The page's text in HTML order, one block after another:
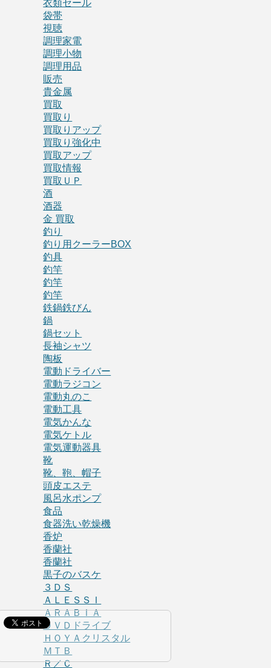
衣類セール
袋帯
視聴
調理家電
調理小物
調理用品
販売
貴金属
買取
買取り
買取りアップ
買取り強化中
買取アップ
買取情報
買取ＵＰ
酒
酒器
金 買取
釣り
釣り用クーラーBOX
釣具
釣竿
釣竿
釣竿
鉄鍋鉄びん
鍋
鍋セット
長袖シャツ
陶板
電動ドライバー
電動ラジコン
電動丸のこ
電動工具
電気かんな
電気ケトル
電気運動器具
靴
靴、鞄、帽子
頭皮エステ
風呂水ポンプ
食品
食器洗い乾燥機
香炉
香蘭社
香蘭社
黒子のバスケ
３ＤＳ
ＡＬＥＳＳＩ
ＡＲＡＢＩＡ
ＤＶＤドライブ
ＨＯＹＡクリスタル
ＭＴＢ
Ｒ／Ｃ